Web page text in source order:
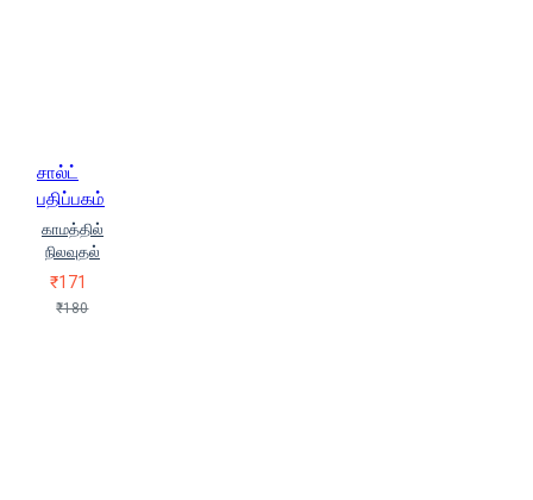
சால்ட்
பதிப்பகம்
காமத்தில்
நிலவுதல்
₹171
₹180